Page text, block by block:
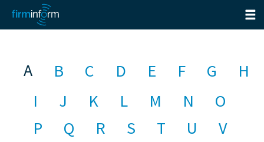
A B C D E F G
H
I
J K L M N
O
P
Q R S T U
V